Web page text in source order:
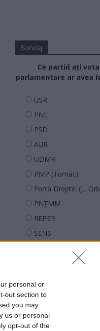
personal or
out section to
you may
us or personal
opt-out of the
Sondaj
Ce partid ați
parlamentare ar avea
USR
PNL
PSD
AUR
UDMR
PMP (Tomac)
Forța Dreptei (L.
PNȚMM
REPER
SENS
POT (Gavrilă)
Acțiunea
PDF (Lazarus)
PUSL (D. Voiculescu)